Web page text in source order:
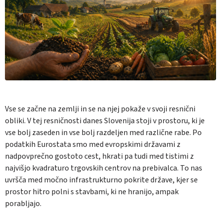
Vse se začne na zemlji in se na njej pokaže v svoji resnični
obliki. V tej resničnosti danes Slovenija stoji v prostoru, ki je
vse bolj zaseden in vse bolj razdeljen med različne rabe. Po
podatkih Eurostata smo med evropskimi državami z
nadpovprečno gostoto cest, hkrati pa tudi med tistimi z
najvišjo kvadraturo trgovskih centrov na prebivalca. To nas
uvršča med močno infrastrukturno pokrite države, kjer se
prostor hitro polni s stavbami, ki ne hranijo, ampak
porabljajo.